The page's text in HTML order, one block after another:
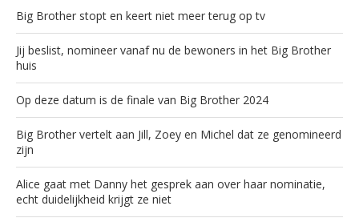
Big Brother stopt en keert niet meer terug op tv
Jij beslist, nomineer vanaf nu de bewoners in het Big Brother
huis
Op deze datum is de finale van Big Brother 2024
Big Brother vertelt aan Jill, Zoey en Michel dat ze genomineerd
zijn
Alice gaat met Danny het gesprek aan over haar nominatie,
echt duidelijkheid krijgt ze niet